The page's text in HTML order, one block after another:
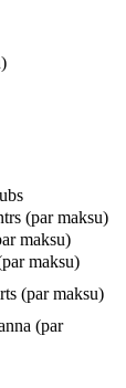
(par maksu)
maksu)
maksu)
(par maksu)
(par